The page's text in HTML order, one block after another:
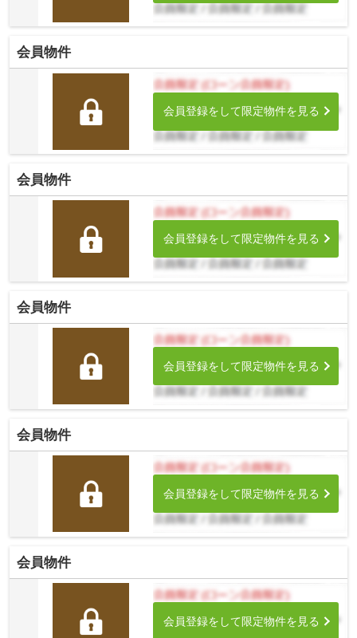
会員物件
会員登録をして限定物件を見る
会員物件
会員登録をして限定物件を見る
会員物件
会員登録をして限定物件を見る
会員物件
会員登録をして限定物件を見る
会員物件
会員登録をして限定物件を見る